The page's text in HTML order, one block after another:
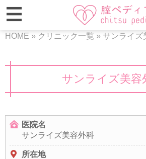
HOME » クリニック一覧 » サンライズ
サンライズ美容
医院名
サンライズ美容外科
所在地